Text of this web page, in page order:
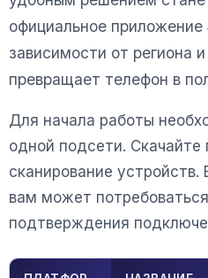
официальное приложение
зависимости от региона
превращает телефон в
Для начала работы
одной подсети. Скачайте
сканирование
вам может
подтверждения